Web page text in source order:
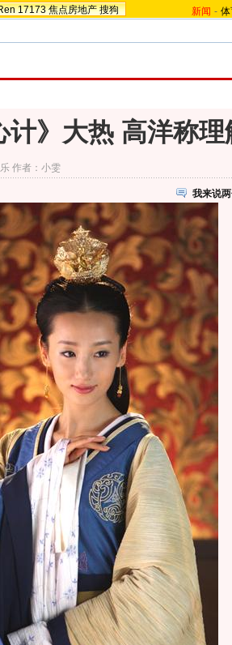
17173 焦点房地产 搜狗 新闻 -
计》大热 高洋称
作者：小雯
我来说